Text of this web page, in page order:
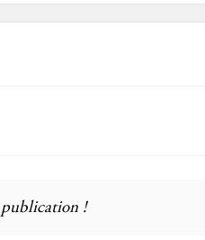
publication !